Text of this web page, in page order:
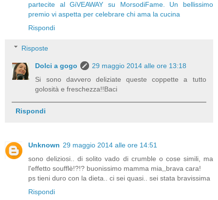
partecite al GiVEAWAY su MorsodiFame. Un bellissimo
premio vi aspetta per celebrare chi ama la cucina
Rispondi
Risposte
Dolci a gogo
29 maggio 2014 alle ore 13:18
Si sono davvero deliziate queste coppette a tutto
golosità e freschezza!!Baci
Rispondi
Unknown 29 maggio 2014 alle ore 14:51
sono deliziosi.. di solito vado di crumble o cose simili, ma
l'effetto soufflè!?!? buonissimo mamma mia,,brava cara!
ps tieni duro con la dieta.. ci sei quasi.. sei stata bravissima
Rispondi